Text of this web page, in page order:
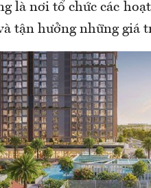
là nơi tổ chức các
tận hưởng những giá